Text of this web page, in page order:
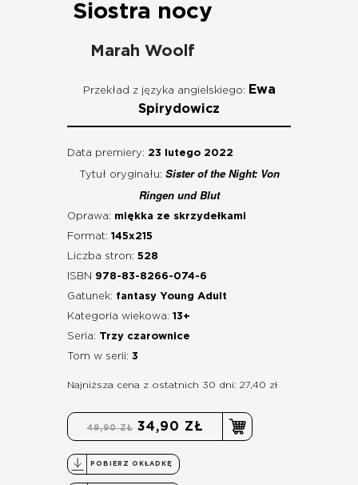
Siostra nocy
Marah Woolf
Przekład z języka angielskiego:
Ewa
Spirydowicz
Data premiery: 23 lutego 2022
Tytuł oryginału: Sister of the Night: Von
Ringen und Blut
Oprawa: miękka ze skrzydełkami
Format: 145x215
Liczba stron: 528
ISBN 978-83-8266-074-6
Gatunek: fantasy Young Adult
Kategoria wiekowa: 13+
Seria: Trzy czarownice
Tom w serii: 3
Najniższa cena z ostatnich 30 dni: 27,40 zł
49,90 ZŁ 34,90 ZŁ
POBIERZ OKŁADKĘ